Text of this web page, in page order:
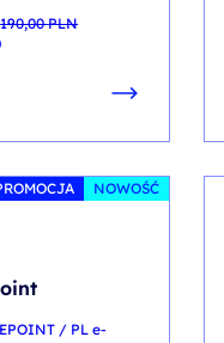
190,00PLN
NOWOŚĆ
/ PL e-